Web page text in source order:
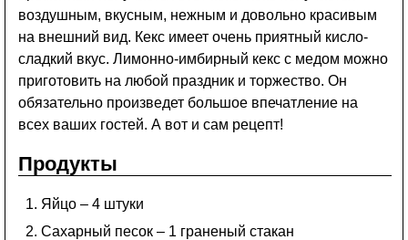
воздушным, вкусным, нежным и довольно красивым
на внешний вид. Кекс имеет очень приятный кисло-
сладкий вкус. Лимонно-имбирный кекс с медом можно
приготовить на любой праздник и торжество. Он
обязательно произведет большое впечатление на
всех ваших гостей. А вот и сам рецепт!
Продукты
Яйцо – 4 штуки
Сахарный песок – 1 граненый стакан